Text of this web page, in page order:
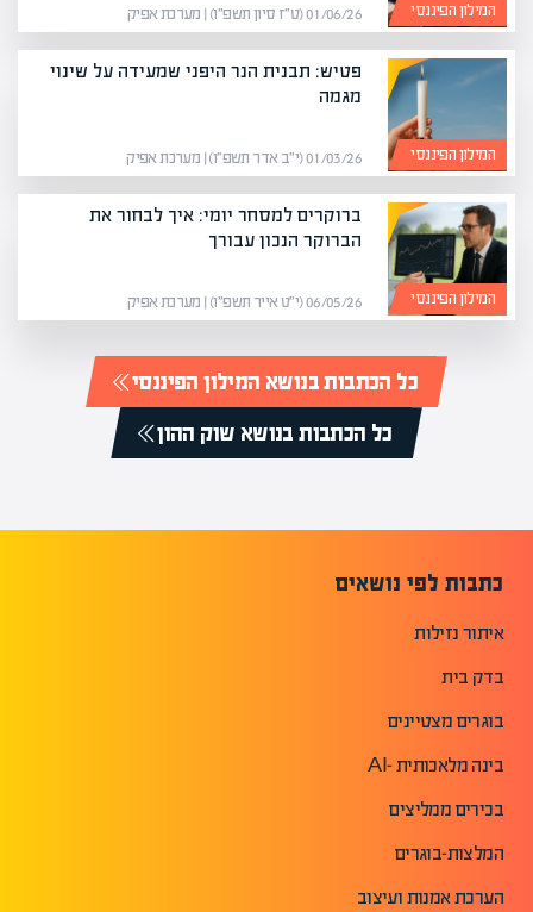
המילון הפיננסי 01/06/26 (ט״ז סיון תשפ״ו) | מערכת אפיק
המילון הפיננסי
פטיש: תבנית הנר היפני שמעידה על שינוי
מגמה
01/03/26 (י״ב אדר תשפ״ו) | מערכת אפיק
המילון הפיננסי
ברוקרים למסחר יומי: איך לבחור את
הברוקר הנכון עבורך
06/05/26 (י״ט אייר תשפ״ו) | מערכת אפיק
כל הכתבות בנושא המילון הפיננסי
כל הכתבות בנושא שוק ההון
כתבות לפי נושאים
איתור נזילות
בדק בית
בוגרים מצטיינים
בינה מלאכותית -AI
בכירים ממליצים
המלצות-בוגרים
הערכת אמנות ועיצוב